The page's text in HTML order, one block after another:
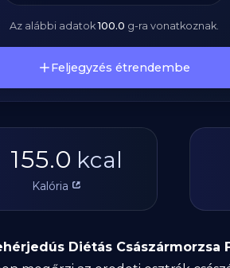
Az alábbi adatok100.0 g-ra vonatkoznak.
Feljegyzés étrendembe
155.0 kcal
Kalória
Diétás